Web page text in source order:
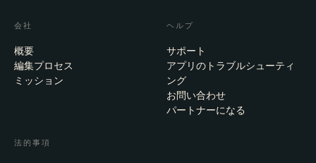
会社
概要
編集プロセス
ミッション
ヘルプ
サポート
アプリのトラブルシューティ
ング
お問い合わせ
パートナーになる
法的事項